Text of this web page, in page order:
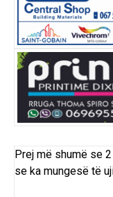
Prej më shumë se
se ka mungesë të